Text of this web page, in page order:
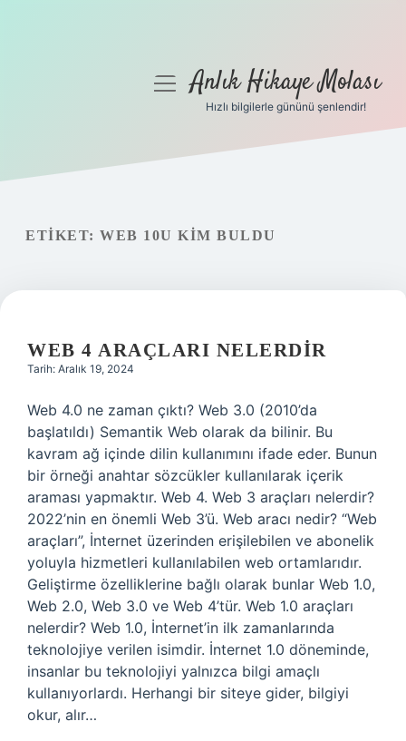
Gizlilik Politikası
menüyüAnlık Hikaye Molası
Hızlı bilgilerle gününü şenlendir!
ETIKET: WEB 10U KIM BULDU
WEB 4 ARAÇLARI NELERDIR
Tarih: Aralık 19, 2024
Web 4.0 ne zaman çıktı? Web 3.0 (2010’da
başlatıldı) Semantik Web olarak da bilinir. Bu
kavram ağ içinde dilin kullanımını ifade eder. Bunun
bir örneği anahtar sözcükler kullanılarak içerik
araması yapmaktır. Web 4. Web 3 araçları nelerdir?
2022’nin en önemli Web 3’ü. Web aracı nedir? “Web
araçları”, İnternet üzerinden erişilebilen ve abonelik
yoluyla hizmetleri kullanılabilen web ortamlarıdır.
Geliştirme özelliklerine bağlı olarak bunlar Web 1.0,
Web 2.0, Web 3.0 ve Web 4’tür. Web 1.0 araçları
nelerdir? Web 1.0, İnternet’in ilk zamanlarında
teknolojiye verilen isimdir. İnternet 1.0 döneminde,
insanlar bu teknolojiyi yalnızca bilgi amaçlı
kullanıyorlardı. Herhangi bir siteye gider, bilgiyi
okur, alır…